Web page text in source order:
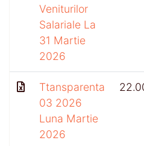
Veniturilor
Salariale La
31 Martie
2026
Ttansparenta
03 2026
Luna Martie
2026